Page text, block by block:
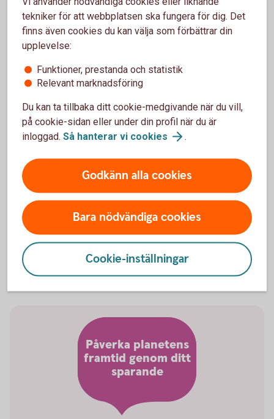
Om ditt företag tecknar Swedbank Pensionsplan till förmån
för en anställd är premien avdragsgill med upp till 35
procent av den anställdes lön, dock max tio prisbasbelopp.
Inför årsskiftet kan det vara bra att se över kommande
förändringar i basbelopp för att se om du behöver göra
Basbelopp
Förköpsinformation och villkor
Påverka planetens
framtid genom ditt
sparande
tekniker för att webbplatsen ska fungera för dig. Det
finns även cookies du kan välja som förbättrar din
upplevelse:
Funktioner, prestanda och statistik
Relevant marknadsföring
Du kan ta tillbaka ditt cookie-medgivande när du vill,
på cookie-sidan eller under din profil när du är
inloggad. Så hanterar vi cookies .
Godkänn alla cookies
Bara nödvändiga cookies
Cookie-inställningar